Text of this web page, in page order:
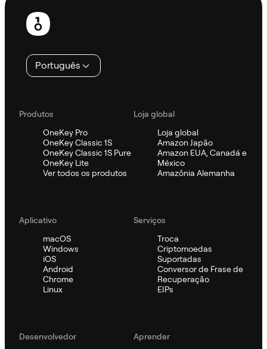
Rodapé
Português
Produtos
OneKey Pro
OneKey Classic 1S
OneKey Classic 1S Pure
OneKey Lite
Ver todos os produtos
Loja global
Loja global
Amazon Japão
Amazon EUA, Canadá e
México
Amazônia Alemanha
Aplicativo
macOS
Windows
iOS
Android
Chrome
Linux
Serviços
Troca
Criptomoedas
Suportadas
Conversor de Frase de
Recuperação
EIPs
Desenvolvedor
Aprender